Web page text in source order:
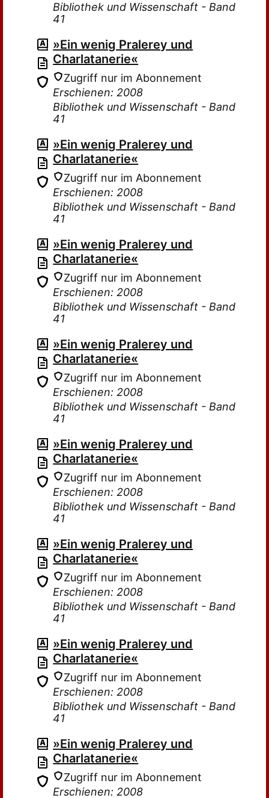
Bibliothek und Wissenschaft - Band
41
»Ein wenig Pralerey und
Charlatanerie«
Zugriff nur im Abonnement
Erschienen: 2008
Bibliothek und Wissenschaft - Band
41
»Ein wenig Pralerey und
Charlatanerie«
Zugriff nur im Abonnement
Erschienen: 2008
Bibliothek und Wissenschaft - Band
41
»Ein wenig Pralerey und
Charlatanerie«
Zugriff nur im Abonnement
Erschienen: 2008
Bibliothek und Wissenschaft - Band
41
»Ein wenig Pralerey und
Charlatanerie«
Zugriff nur im Abonnement
Erschienen: 2008
Bibliothek und Wissenschaft - Band
41
»Ein wenig Pralerey und
Charlatanerie«
Zugriff nur im Abonnement
Erschienen: 2008
Bibliothek und Wissenschaft - Band
41
»Ein wenig Pralerey und
Charlatanerie«
Zugriff nur im Abonnement
Erschienen: 2008
Bibliothek und Wissenschaft - Band
41
»Ein wenig Pralerey und
Charlatanerie«
Zugriff nur im Abonnement
Erschienen: 2008
Bibliothek und Wissenschaft - Band
41
»Ein wenig Pralerey und
Charlatanerie«
Zugriff nur im Abonnement
Erschienen: 2008